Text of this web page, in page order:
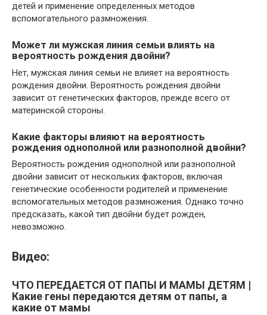
детей и применение определенных методов
вспомогательного размножения.
Может ли мужская линия семьи влиять на
вероятность рождения двойни?
Нет, мужская линия семьи не влияет на вероятность
рождения двойни. Вероятность рождения двойни
зависит от генетических факторов, прежде всего от
материнской стороны.
Какие факторы влияют на вероятность
рождения однополной или разнополной двойни?
Вероятность рождения однополной или разнополной
двойни зависит от нескольких факторов, включая
генетические особенности родителей и применение
вспомогательных методов размножения. Однако точно
предсказать, какой тип двойни будет рожден,
невозможно.
Видео:
ЧТО ПЕРЕДАЕТСЯ ОТ ПАПЫ И МАМЫ ДЕТЯМ |
Какие гены передаются детям от папы, а
какие от мамы